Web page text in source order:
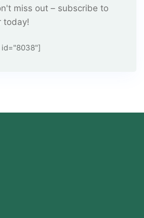
miss out – subscribe to
today!